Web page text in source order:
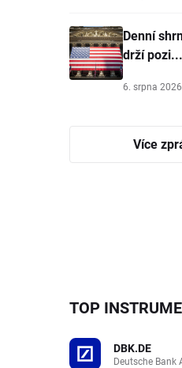
Denní
drží pozi...
6. srpna 2026
Více
TOP
DBK.DE
Deutsche Bank